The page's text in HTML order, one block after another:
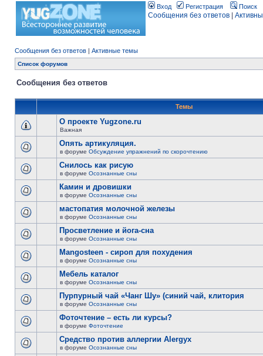
Вход Регистрация Поиск
Сообщения без ответов
Сообщения без ответов | Активные темы
Список форумов
Сообщения без ответов
Темы
О проекте Yugzone.ru
Важная
Опять артикуляция.
в форуме Обсуждение упражнений по скорочтению
Снилось как рисую
в форуме Осознанные сны
Камин и дровишки
в форуме Осознанные сны
мастопатия молочной железы
в форуме Осознанные сны
Просветление и йога-сна
в форуме Осознанные сны
Mangosteen - сироп для похудения
в форуме Осознанные сны
Мебель каталог
в форуме Осознанные сны
Пурпурный чай «Чанг Шу» (синий чай, клитория
в форуме Осознанные сны
Фоточтение – есть ли курсы?
в форуме Фоточтение
Cредство против аллергии Alergyx
в форуме Осознанные сны